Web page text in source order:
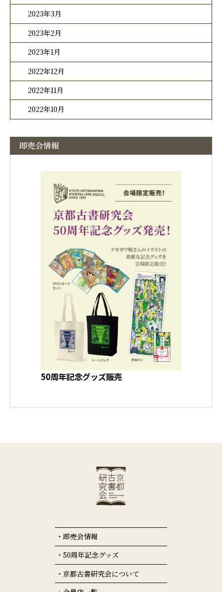
2023年3月
2023年2月
2023年1月
2022年12月
2022年11月
2022年10月
即売会情報
50周年記念グッズ販売
即売会情報
50周年記念グッズ
京都古書研究会について